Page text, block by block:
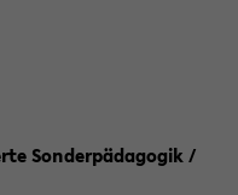
Sonderpädagogik /